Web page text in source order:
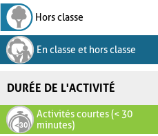
Hors classe
En classe et hors classe
DURÉE DE L'ACTIVITÉ
Activités courtes (< 30
minutes)